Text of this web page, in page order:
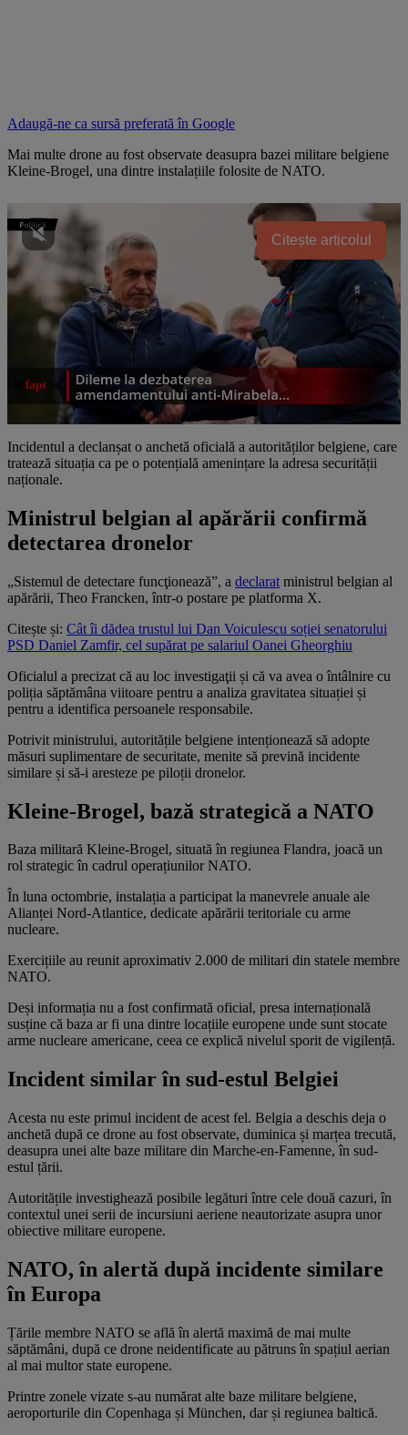
Adaugă-ne ca sursă preferată în Google
Mai multe drone au fost observate deasupra bazei militare belgiene
Kleine-Brogel, una dintre instalațiile folosite de NATO.
Citește articolul
Incidentul a declanșat o anchetă oficială a autorităților belgiene, care
tratează situația ca pe o potențială amenințare la adresa securității
naționale.
Ministrul belgian al apărării confirmă
detectarea dronelor
„Sistemul de detectare funcţionează”, a declarat ministrul belgian al
apărării, Theo Francken, într-o postare pe platforma X.
Citește și: Cât îi dădea trustul lui Dan Voiculescu soției senatorului
PSD Daniel Zamfir, cel supărat pe salariul Oanei Gheorghiu
Oficialul a precizat că au loc investigaţii și că va avea o întâlnire cu
poliția săptămâna viitoare pentru a analiza gravitatea situației și
pentru a identifica persoanele responsabile.
Potrivit ministrului, autoritățile belgiene intenționează să adopte
măsuri suplimentare de securitate, menite să prevină incidente
similare și să-i aresteze pe piloții dronelor.
Kleine-Brogel, bază strategică a NATO
Baza militară Kleine-Brogel, situată în regiunea Flandra, joacă un
rol strategic în cadrul operațiunilor NATO.
În luna octombrie, instalația a participat la manevrele anuale ale
Alianței Nord-Atlantice, dedicate apărării teritoriale cu arme
nucleare.
Exercițiile au reunit aproximativ 2.000 de militari din statele membre
NATO.
Deși informația nu a fost confirmată oficial, presa internațională
susține că baza ar fi una dintre locațiile europene unde sunt stocate
arme nucleare americane, ceea ce explică nivelul sporit de vigilență.
Incident similar în sud-estul Belgiei
Acesta nu este primul incident de acest fel. Belgia a deschis deja o
anchetă după ce drone au fost observate, duminica și marțea trecută,
deasupra unei alte baze militare din Marche-en-Famenne, în sud-
estul țării.
Autoritățile investighează posibile legături între cele două cazuri, în
contextul unei serii de incursiuni aeriene neautorizate asupra unor
obiective militare europene.
NATO, în alertă după incidente similare
în Europa
Țările membre NATO se află în alertă maximă de mai multe
săptămâni, după ce drone neidentificate au pătruns în spațiul aerian
al mai multor state europene.
Printre zonele vizate s-au numărat alte baze militare belgiene,
aeroporturile din Copenhaga și München, dar și regiunea baltică.